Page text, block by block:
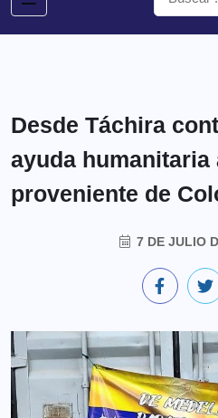
Desde Táchira
ayuda humanitaria
proveniente de
7 DE JULIO